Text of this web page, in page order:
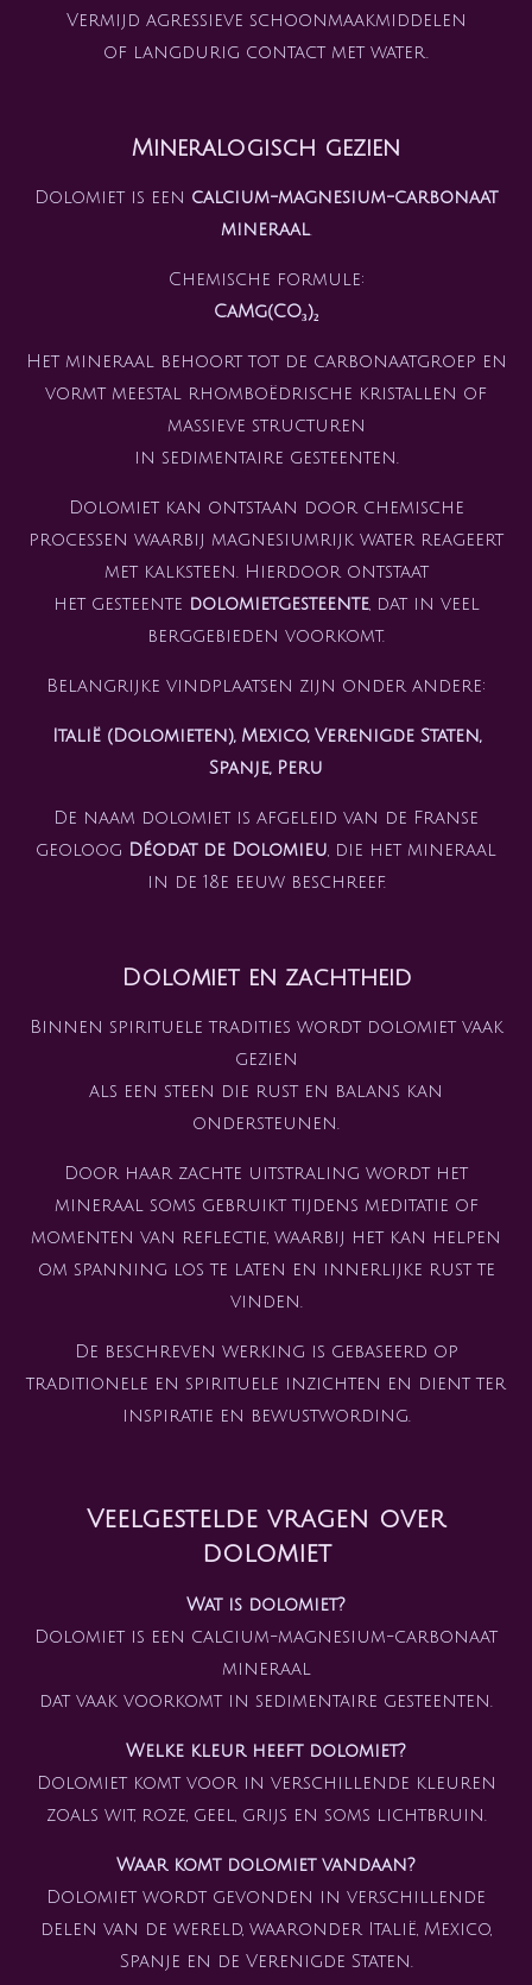
Vermijd agressieve schoonmaakmiddelen
of langdurig contact met water.
Mineralogisch gezien
Dolomiet is een calcium-magnesium-carbonaat
mineraal.
Chemische formule:
CaMg(CO₃)₂
Het mineraal behoort tot de carbonaatgroep en
vormt meestal rhomboëdrische kristallen of
massieve structuren
in sedimentaire gesteenten.
Dolomiet kan ontstaan door chemische
processen waarbij magnesiumrijk water reageert
met kalksteen. Hierdoor ontstaat
het gesteente dolomietgesteente, dat in veel
berggebieden voorkomt.
Belangrijke vindplaatsen zijn onder andere:
Italië (Dolomieten), Mexico, Verenigde Staten,
Spanje, Peru
De naam dolomiet is afgeleid van de Franse
geoloog Déodat de Dolomieu , die het mineraal
in de 18e eeuw beschreef.
Dolomiet en zachtheid
Binnen spirituele tradities wordt dolomiet vaak
gezien
als een steen die rust en balans kan
ondersteunen.
Door haar zachte uitstraling wordt het
mineraal soms gebruikt tijdens meditatie of
momenten van reflectie, waarbij het kan helpen
om spanning los te laten en innerlijke rust te
vinden.
De beschreven werking is gebaseerd op
traditionele en spirituele inzichten en dient ter
inspiratie en bewustwording.
Veelgestelde vragen over
dolomiet
Wat is dolomiet?
Dolomiet is een calcium-magnesium-carbonaat
mineraal
dat vaak voorkomt in sedimentaire gesteenten.
Welke kleur heeft dolomiet?
Dolomiet komt voor in verschillende kleuren
zoals wit, roze, geel, grijs en soms lichtbruin.
Waar komt dolomiet vandaan?
Dolomiet wordt gevonden in verschillende
delen van de wereld, waaronder Italië, Mexico,
Spanje en de Verenigde Staten.